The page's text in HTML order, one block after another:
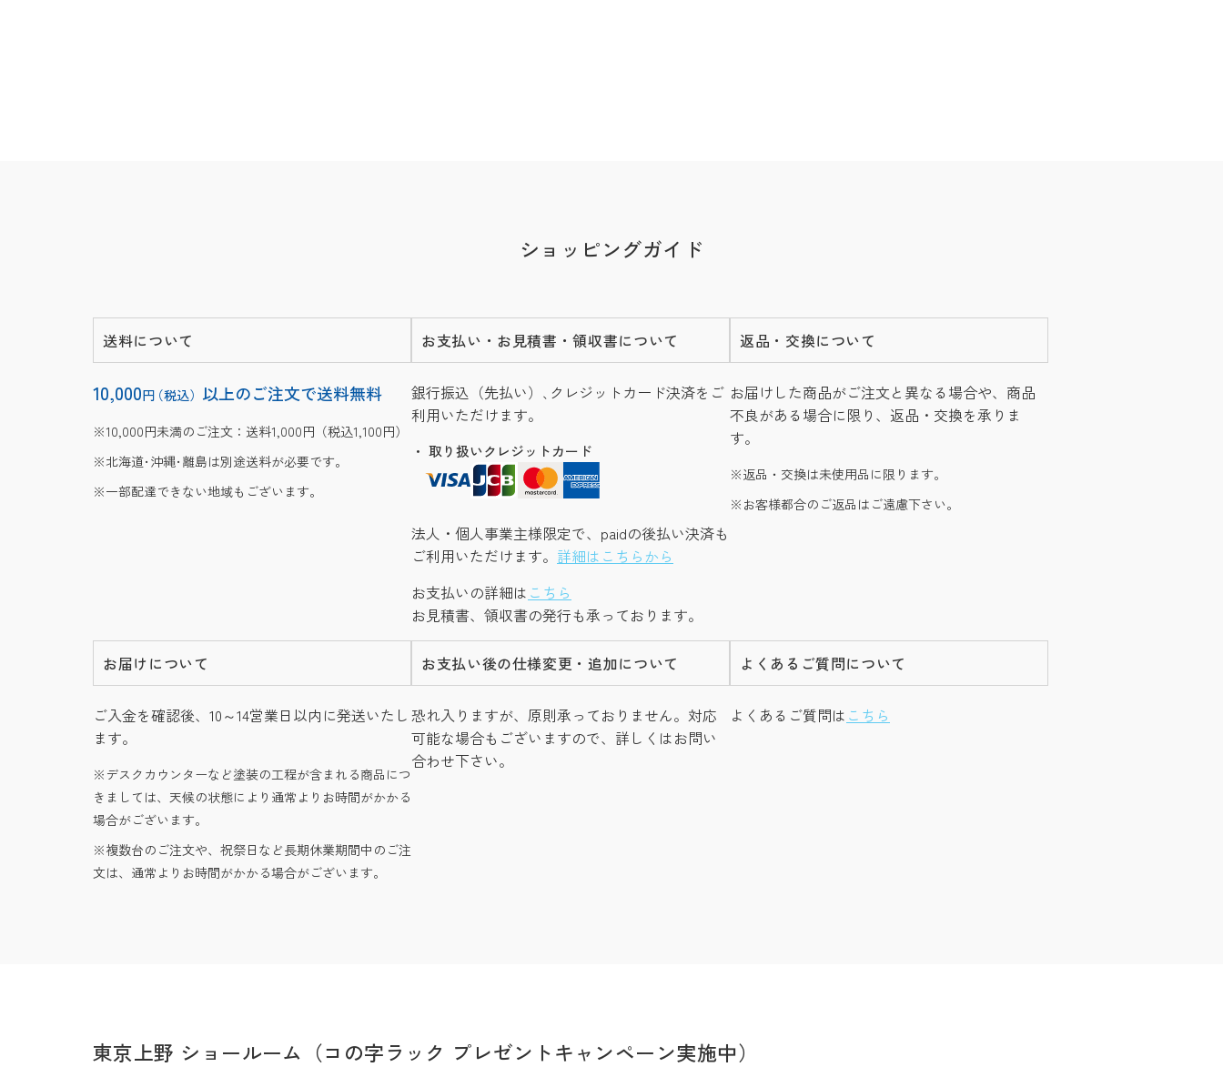
ショッピングガイド
送料について
10,000円（税込） 以上のご注文で送料無料
10,000円未満のご注文：送料1,000円（税込1,100円）
北海道･沖縄･離島は別途送料が必要です。
一部配達できない地域もございます。
お支払い・お見積書・領収書について
銀行振込（先払い）､クレジットカード決済をご
利用いただけます。
・ 取り扱いクレジットカード
法人・個人事業主様限定で、paidの後払い決済も
ご利用いただけます。 詳細はこちらから
お支払いの詳細は こちら
お見積書、領収書の発行も承っております。
返品・交換について
お届けした商品がご注文と異なる場合や、商品
不良がある場合に限り、返品・交換を承りま
す。
返品・交換は未使用品に限ります。
お客様都合のご返品はご遠慮下さい。
お届けについて
ご入金を確認後、10～14営業日以内に発送いたし
ます。
デスクカウンターなど塗装の工程が含まれる商品につ
きましては、天候の状態により通常よりお時間がかかる
場合がございます。
複数台のご注文や、祝祭日など長期休業期間中のご注
文は、通常よりお時間がかかる場合がございます。
お支払い後の仕様変更・追加について
恐れ入りますが、原則承っておりません。対応
可能な場合もございますので、詳しくはお問い
合わせ下さい。
よくあるご質問について
よくあるご質問は こちら
東京上野 ショールーム（コの字ラック プレゼントキャンペーン実施中）